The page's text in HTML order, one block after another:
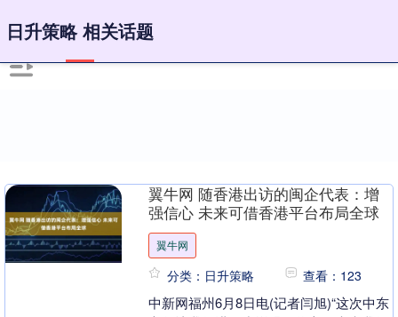
日升策略 相关话题
翼牛网 随香港出访的闽企代表：增
强信心 未来可借香港平台布局全球
翼牛网
分类：日升策略 查看：123
中新网福州6月8日电(记者闫旭)“这次中东